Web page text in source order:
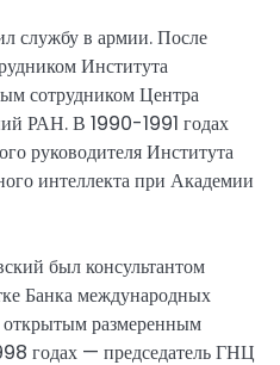
службу в армии. После
Института
сотрудником Центра
РАН. В 1990-1991 годах
руководителя Института
интеллекта при Академии
был консультантом
Банка международных
размеренным
годах — председатель ГНЦ